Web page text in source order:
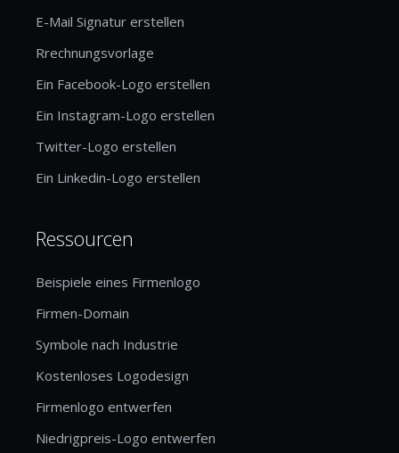
E-Mail Signatur erstellen
Rrechnungsvorlage
Ein Facebook-Logo erstellen
Ein Instagram-Logo erstellen
Twitter-Logo erstellen
Ein Linkedin-Logo erstellen
Ressourcen
Beispiele eines Firmenlogo
Firmen-Domain
Symbole nach Industrie
Kostenloses Logodesign
Firmenlogo entwerfen
Niedrigpreis-Logo entwerfen